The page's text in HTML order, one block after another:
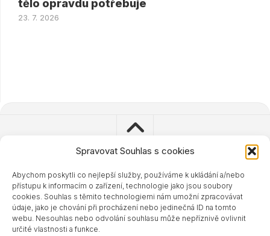
Spravovat Souhlas s cookies
Abychom poskytli co nejlepší služby, používáme k ukládání a/nebo
přístupu k informacím o zařízení, technologie jako jsou soubory
cookies. Souhlas s těmito technologiemi nám umožní zpracovávat
údaje, jako je chování při procházení nebo jedinečná ID na tomto
webu. Nesouhlas nebo odvolání souhlasu může nepříznivě ovlivnit
určité vlastnosti a funkce.
tělo opravdu potřebuje
23. 7. 2026
© 2023 - 2024 Zdravisimo.cz
Powered byWordPress. Theme by Alx.